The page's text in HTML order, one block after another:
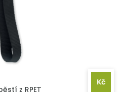
z RPET
Kč